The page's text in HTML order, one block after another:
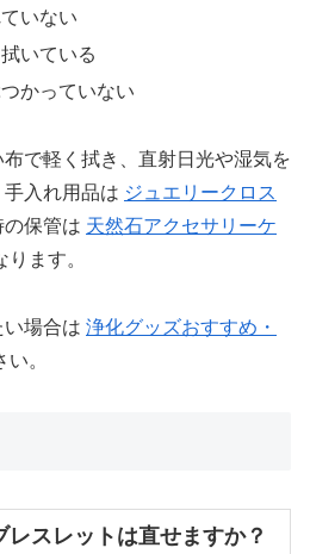
いない
いている
かっていない
で軽く拭き、直射日光や湿気を
入れ用品は ジュエリークロス
の保管は 天然石アクセサリーケ
ります。
場合は 浄化グッズおすすめ・
。
スレットは直せますか？